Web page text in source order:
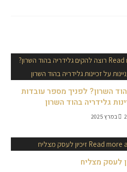
השרון? לפניך מספר עובדות
גלידריה בהוד השרון
לעסק מצליח